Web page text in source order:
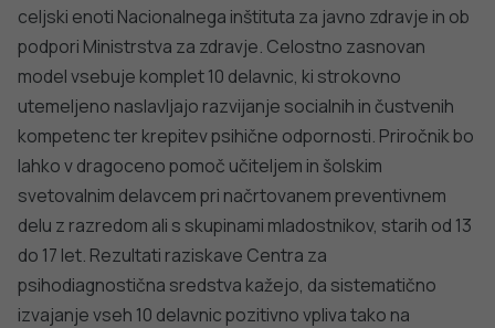
celjski enoti Nacionalnega inštituta za javno zdravje in ob
podpori Ministrstva za zdravje. Celostno zasnovan
model vsebuje komplet 10 delavnic, ki strokovno
utemeljeno naslavljajo razvijanje socialnih in čustvenih
kompetenc ter krepitev psihične odpornosti. Priročnik bo
lahko v dragoceno pomoč učiteljem in šolskim
svetovalnim delavcem pri načrtovanem preventivnem
delu z razredom ali s skupinami mladostnikov, starih od 13
do 17 let. Rezultati raziskave Centra za
psihodiagnostična sredstva kažejo, da sistematično
izvajanje vseh 10 delavnic pozitivno vpliva tako na